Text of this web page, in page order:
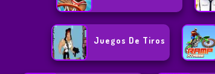
Juegos De Tiros